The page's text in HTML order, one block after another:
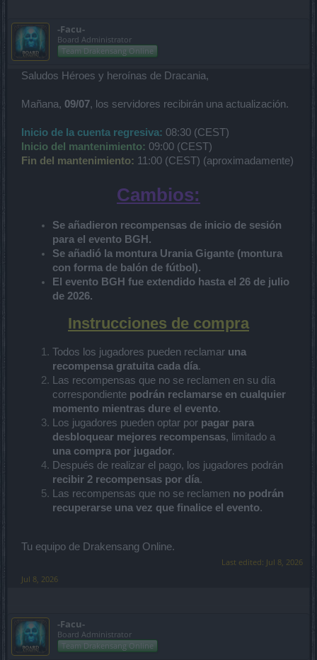
-Facu-
Board Administrator
Team Drakensang Online
Saludos Héroes y heroínas de Dracania,
Mañana, 09/07, los servidores recibirán una actualización.
Inicio de la cuenta regresiva: 08:30 (CEST)
Inicio del mantenimiento: 09:00 (CEST)
Fin del mantenimiento: 11:00 (CEST) (aproximadamente)
Cambios:
Se añadieron recompensas de inicio de sesión
para el evento BGH .
Se añadió la montura Urania Gigante (montura
con forma de balón de fútbol).
El evento BGH fue extendido hasta el 26 de julio
de 2026.
Instrucciones de compra
Todos los jugadores pueden reclamar una
recompensa gratuita cada día.
Las recompensas que no se reclamen en su día
correspondiente podrán reclamarse en cualquier
momento mientras dure el evento.
Los jugadores pueden optar por pagar para
desbloquear mejores recompensas, limitado a
una compra por jugador.
Después de realizar el pago, los jugadores podrán
recibir 2 recompensas por día.
Las recompensas que no se reclamen no podrán
recuperarse una vez que finalice el evento.
Tu equipo de Drakensang Online.
Last edited: Jul 8, 2026
Jul 8, 2026
-Facu-
Board Administrator
Team Drakensang Online